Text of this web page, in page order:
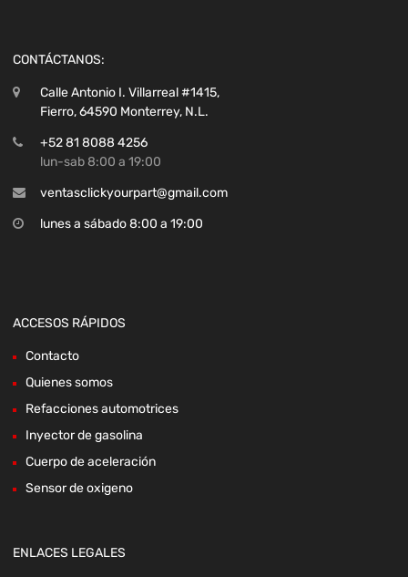
CONTÁCTANOS:
Calle Antonio I. Villarreal #1415,
Fierro, 64590 Monterrey, N.L.
+52 81 8088 4256
lun-sab 8:00 a 19:00
ventasclickyourpart@gmail.com
lunes a sábado 8:00 a 19:00
ACCESOS RÁPIDOS
Contacto
Quienes somos
Refacciones automotrices
Inyector de gasolina
Cuerpo de aceleración
Sensor de oxigeno
ENLACES LEGALES